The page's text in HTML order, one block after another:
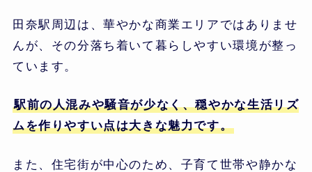
田奈駅周辺は、華やかな商業エリアではありませ
んが、その分落ち着いて暮らしやすい環境が整っ
ています。
駅前の人混みや騒音が少なく、穏やかな生活リズ
ムを作りやすい点は大きな魅力です。
また、住宅街が中心のため、子育て世帯や静かな